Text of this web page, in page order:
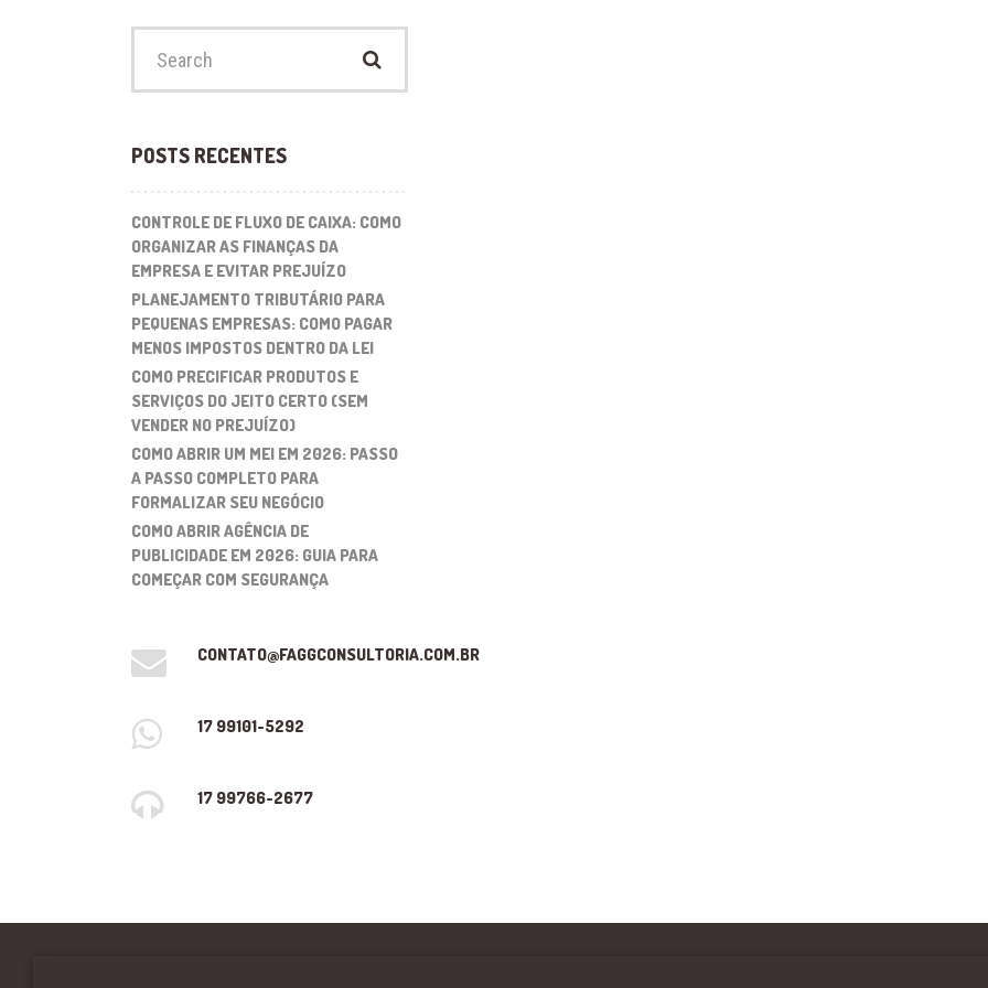
POSTS RECENTES
CONTROLE DE FLUXO DE CAIXA: COMO
ORGANIZAR AS FINANÇAS DA
EMPRESA E EVITAR PREJUÍZO
PLANEJAMENTO TRIBUTÁRIO PARA
PEQUENAS EMPRESAS: COMO PAGAR
MENOS IMPOSTOS DENTRO DA LEI
COMO PRECIFICAR PRODUTOS E
SERVIÇOS DO JEITO CERTO (SEM
VENDER NO PREJUÍZO)
COMO ABRIR UM MEI EM 2026: PASSO
A PASSO COMPLETO PARA
FORMALIZAR SEU NEGÓCIO
COMO ABRIR AGÊNCIA DE
PUBLICIDADE EM 2026: GUIA PARA
COMEÇAR COM SEGURANÇA
CONTATO@FAGGCONSULTORIA.COM.BR
17 99101-5292
17 99766-2677